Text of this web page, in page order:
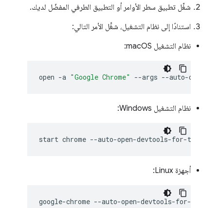
شغِّل تطبيق سطر الأوامر أو التطبيق الطرفي المفضّل لديك.
استنادًا إلى نظام التشغيل، شغِّل الأمر التالي:
نظام التشغيل macOS:
open -a "Google Chrome" --args
نظام التشغيل Windows:
start chrome
أجهزة Linux:
google-chrome